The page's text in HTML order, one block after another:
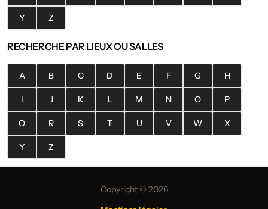
Y Z
RECHERCHE PAR LIEUX OU SALLES
A B C D E F G H
I J K L M N O P
Q R S T U V W X
Y Z
Copyright © 2026